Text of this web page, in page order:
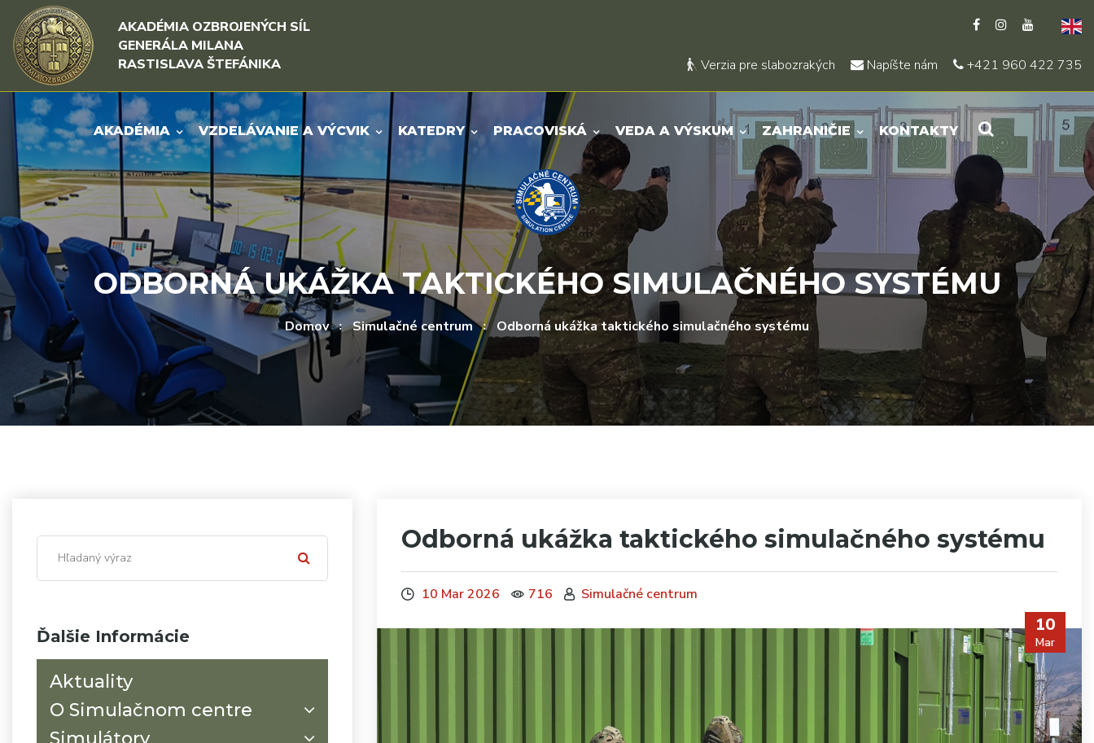
Rovno na obsah
Rovno na menu
AKADÉMIA OZBROJENÝCH SÍL
GENERÁLA MILANA
RASTISLAVA ŠTEFÁNIKA
Verzia pre slabozrakých Napíšte nám +421 960 422 735
AKADÉMIA VZDELÁVANIE A VÝCVIK KATEDRY PRACOVISKÁ VEDA A VÝSKUM ZAHRANIČIE KONTAKTY
ODBORNÁ UKÁŽKA TAKTICKÉHO SIMULAČNÉHO SYSTÉMU
Domov Simulačné centrum Odborná ukážka taktického simulačného systému
Ďalšie Informácie
Aktuality
O Simulačnom centre
Simulátory
Odborná ukážka taktického simulačného systému
10 Mar 2026 716 Simulačné centrum
10
Mar